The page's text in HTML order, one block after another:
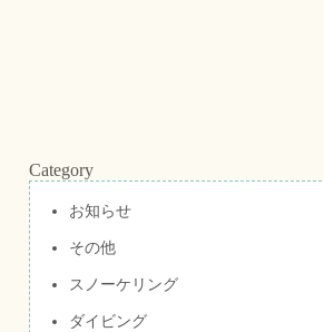
Category
お知らせ
その他
スノーケリング
ダイビング